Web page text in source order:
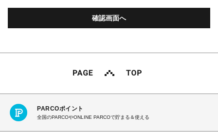
PARCOポイント
全国のPARCOやONLINE PARCOで貯まる＆使える